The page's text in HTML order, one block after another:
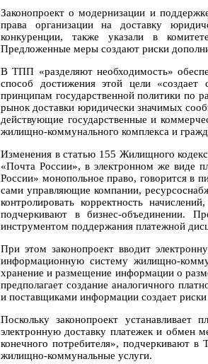
Законопроект о модернизации и
права организации на доставку
конкуренции, также указали в
Предложенные меры создают риски
В ТПП «разделяют необходимость»
способ достижения этой цели
принципам государственной политики по
рынок доставки юридически значимых
действующие государственные и
жилищно-коммунального комплекса и
Изменения в статью 155 Жилищного
«Почта России», в электронном же виде
России» монопольное право, говорится в
сами управляющие компании,
контролировать корректность
подчеркивают в бизнес-объединении.
инструментом поддержания платежной
При этом законопроект вводит
информационную систему жилищно-
хранение и размещение информации о
предполагает создание аналогичного
и поставщиками информации создает
Поскольку законопроект устанавливает
электронную доставку платежек и обмен
конечного потребителя», подчеркивают в
жилищно-коммунальные услуги.